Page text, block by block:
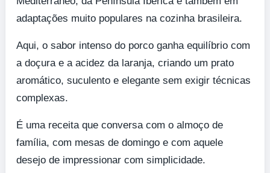
adaptações muito populares na cozinha brasileira.
Aqui, o sabor intenso do porco ganha equilíbrio com
a doçura e a acidez da laranja, criando um prato
aromático, suculento e elegante sem exigir técnicas
complexas.
É uma receita que conversa com o almoço de
família, com mesas de domingo e com aquele
desejo de impressionar com simplicidade.